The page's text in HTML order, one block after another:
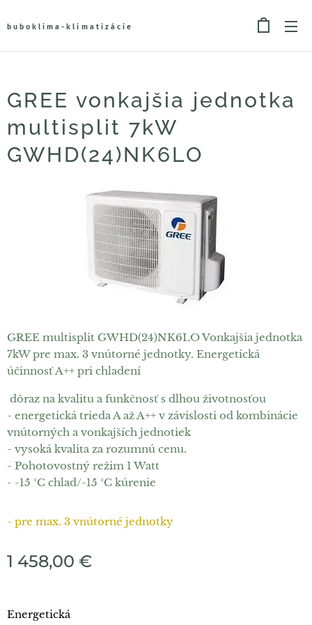
buboklima-klimatizácie
GREE vonkajšia jednotka
multisplit 7kW
GWHD(24)NK6LO
GREE multisplit GWHD(24)NK6LO Vonkajšia jednotka
7kW pre max. 3 vnútorné jednotky. Energetická
účinnosť A++ pri chladení
dôraz na kvalitu a funkčnosť s dlhou životnosťou
- energetická trieda A až A++ v závislosti od kombinácie
vnútorných a vonkajších jednotiek
- vysoká kvalita za rozumnú cenu.
- Pohotovostný režim 1 Watt
- -15 °C chlad/-15 °C kúrenie
- pre max. 3 vnútorné jednotky
1 458,00 €
Energetická